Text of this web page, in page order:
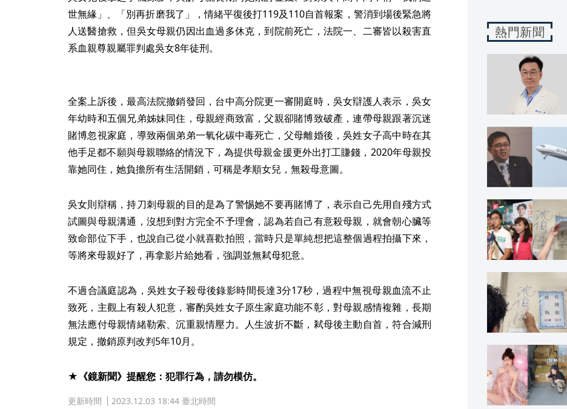
世無緣」、「別再折磨我了」，情緒平復後打119及110自首報案，警消到場後緊急將
人送醫搶救，但吳女母親仍因出血過多休克，到院前死亡，法院一、二審皆以殺害直
系血親尊親屬罪判處吳女8年徒刑。
全案上訴後，最高法院撤銷發回，台中高分院更一審開庭時，吳女辯護人表示，吳女
年幼時和五個兄弟姊妹同住，母親經商致富，父親卻賭博致破產，連帶母親跟著沉迷
賭博忽視家庭，導致兩個弟弟一氧化碳中毒死亡，父母離婚後，吳姓女子高中時在其
他手足都不願與母親聯絡的情況下，為提供母親金援更外出打工賺錢，2020年母親投
靠她同住，她負擔所有生活開銷，可稱是孝順女兒，無殺母意圖。
吳女則辯稱，持刀刺母親的目的是為了警惕她不要再賭博了，表示自己先用自殘方式
試圖與母親溝通，沒想到對方完全不予理會，認為若自己有意殺母親，就會朝心臟等
致命部位下手，也說自己從小就喜歡拍照，當時只是單純想把這整個過程拍攝下來，
等將來母親好了，再拿影片給她看，強調並無弒母犯意。
不過合議庭認為，吳姓女子殺母後錄影時間長達3分17秒，過程中無視母親血流不止
致死，主觀上有殺人犯意，審酌吳姓女子原生家庭功能不彰，對母親感情複雜，長期
無法應付母親情緒勒索、沉重親情壓力。人生波折不斷，弒母後主動自首，符合減刑
規定，撤銷原判改判5年10月。
★《鏡新聞》提醒您：犯罪行為，請勿模仿。
更新時間 2023.12.03 18:44 臺北時間
熱門新聞